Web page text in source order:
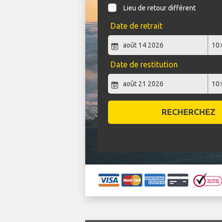
Lieu de retour différent
Date de retrait
Date de restitution
RECHERCHEZ